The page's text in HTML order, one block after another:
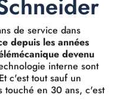
de service dans
depuis les années
devenu
interne sont
c'est tout sauf un
touché en 30 ans, c'est